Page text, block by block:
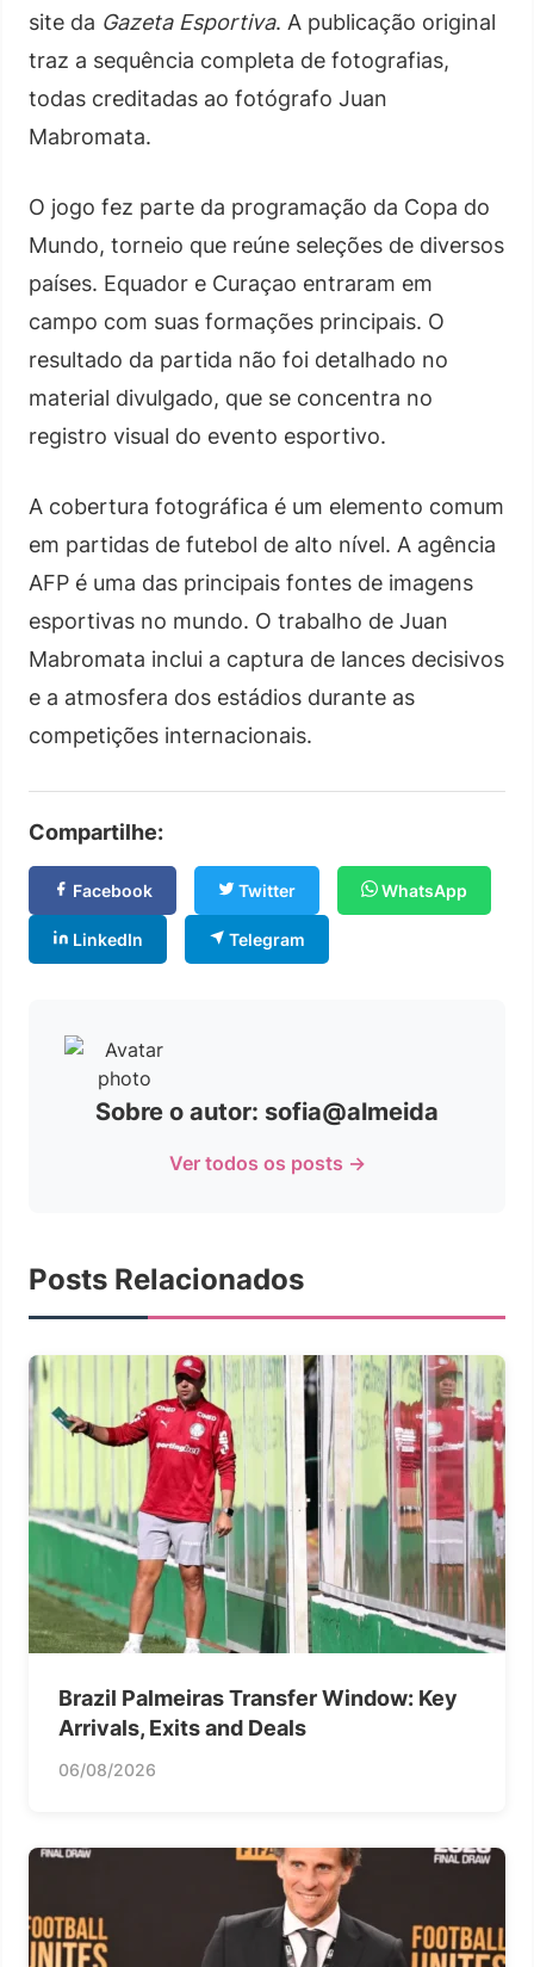
site da Gazeta Esportiva. A publicação original
traz a sequência completa de fotografias,
todas creditadas ao fotógrafo Juan
Mabromata.
O jogo fez parte da programação da Copa do
Mundo, torneio que reúne seleções de diversos
países. Equador e Curaçao entraram em
campo com suas formações principais. O
resultado da partida não foi detalhado no
material divulgado, que se concentra no
registro visual do evento esportivo.
A cobertura fotográfica é um elemento comum
em partidas de futebol de alto nível. A agência
AFP é uma das principais fontes de imagens
esportivas no mundo. O trabalho de Juan
Mabromata inclui a captura de lances decisivos
e a atmosfera dos estádios durante as
competições internacionais.
Compartilhe:
Facebook Twitter WhatsApp
LinkedIn Telegram
Sobre o autor: sofia@almeida
Ver todos os posts →
Posts Relacionados
Brazil Palmeiras Transfer Window: Key
Arrivals, Exits and Deals
06/08/2026